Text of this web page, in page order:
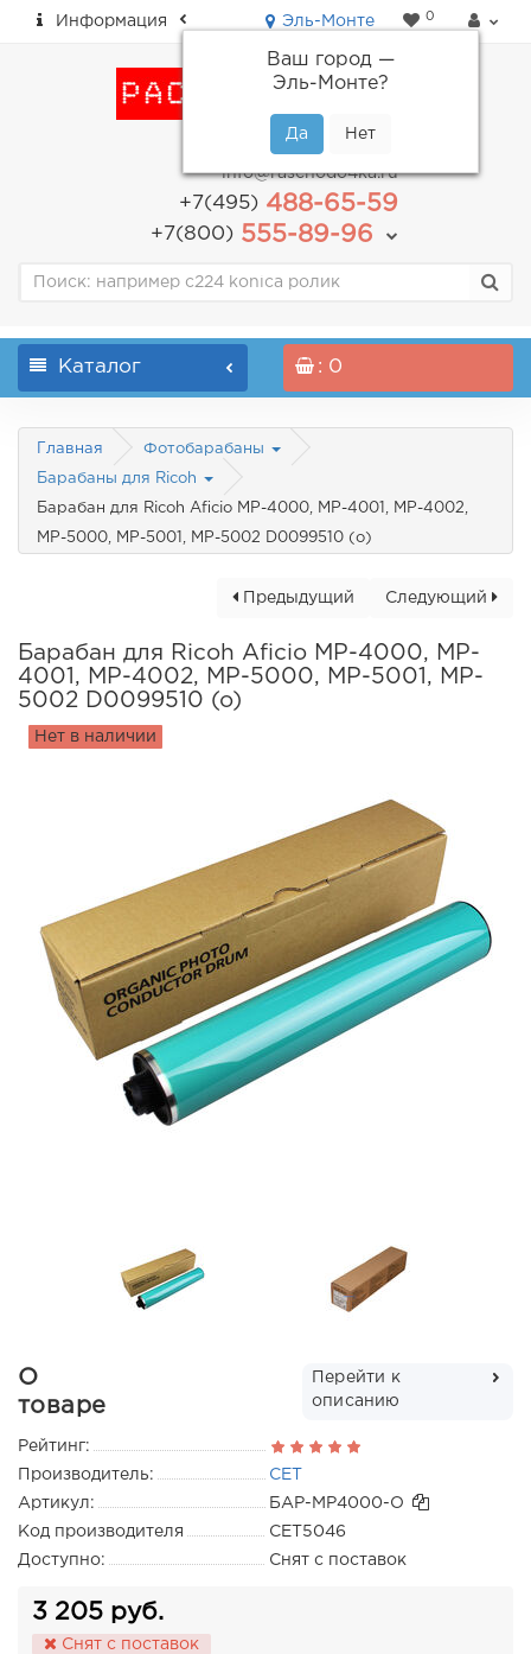
Информация Эль-Монте
Ваш город —
Эль-Монте?
0
пн-пт: с 9.00 до 18.00
info@raschodo4ka.ru
+7(495)488-65-59
+7(800)555-89-96
Каталог : 0
Главная Фотобарабаны
Барабаны для Ricoh
Барабан для Ricoh Aficio MP-4000, MP-4001, MP-4002,
MP-5000, MP-5001, MP-5002 D0099510 (o)
Следующий
Предыдущий
Барабан для Ricoh Aficio MP-4000, MP-
4001, MP-4002, MP-5000, MP-5001, MP-
5002 D0099510 (o)
Нет в наличии
О
товаре
Перейти к
описанию
Рейтинг:
Производитель:
CET
Артикул:
БАР-MP4000-O
Код производителя
CET5046
Доступно:
Снят с поставок
3 205 руб.
Снят с поставок